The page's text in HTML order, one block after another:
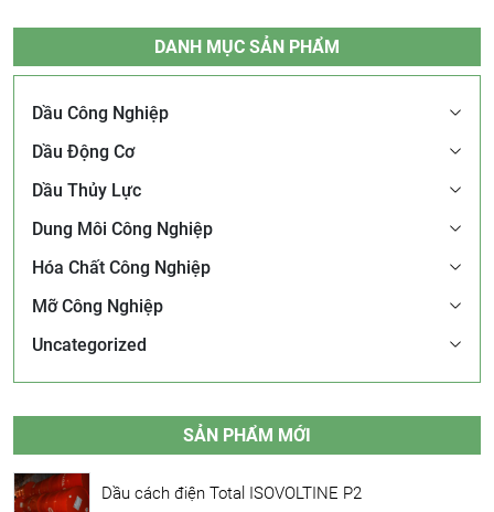
DANH MỤC SẢN PHẨM
Dầu Công Nghiệp
Dầu Động Cơ
Dầu Thủy Lực
Dung Môi Công Nghiệp
Hóa Chất Công Nghiệp
Mỡ Công Nghiệp
Uncategorized
SẢN PHẨM MỚI
Dầu cách điện Total ISOVOLTINE P2